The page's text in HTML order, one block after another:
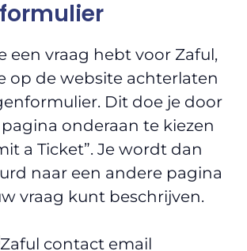
een vraag hebt voor Zaful,
op de website achterlaten
Dit doe je door
pagina onderaan te kiezen
a Ticket”. Je wordt dan
naar een andere pagina
vraag kunt beschrijven.